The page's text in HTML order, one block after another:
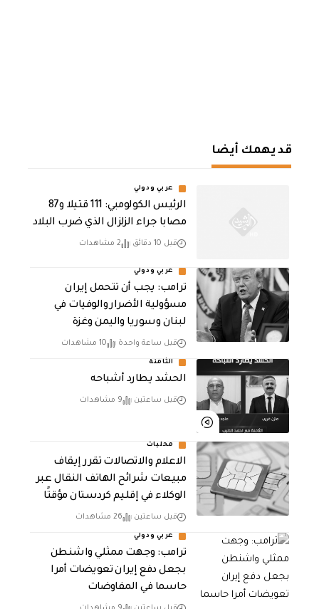
قد يهمك أيضا
عربي ودولي
الرئيس الكولومبي: 111 قتيلا و87
مصابا جراء الزلزال الذي ضرب البلاد
قبل 10 دقائق 2 مشاهدات
عربي ودولي
ترامب: يجب أن تتحمل إيران
مسؤولية الأضرار والوفيات في
لبنان وسوريا واليمن وغزة
قبل ساعة واحدة 10 مشاهدات
الثامنة
الحشد يطارد أشباحه
قبل ساعتين 9 مشاهدات
محليات
الاعلام والاتصالات تقرر إيقاف
مبيعات شرائح الهاتف النقال عبر
الوكلاء في إقليم كردستان مؤقتًا
قبل ساعتين 26 مشاهدات
عربي ودولي
‏ترامب: وجهت ممثلي واشنطن
بجعل دفع إيران تعويضات أمرا
حاسما في المفاوضات